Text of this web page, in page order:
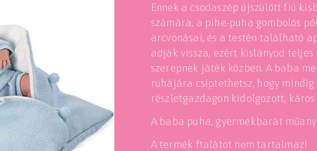
Ennek a csodaszép újszülött fiú
számára, a pihe-puha gombolós
arcvonásai, és a testén található
adják vissza, ezért kislányod
szerepnek játék közben. A baba
ruhájára csíptethetsz, hogy
részletgazdagon kidolgozott,
A baba puha, gyermekbarát
A termék ftalátot nem tartalmaz!